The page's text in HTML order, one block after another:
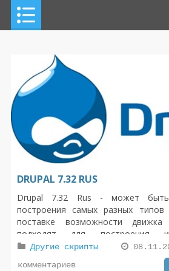
DRUPAL 7.32 RUS
Drupal 7.32 Rus - может быть
построения самых разных
поставке возможности
подходят для построения
новостных и форумных
коллективных блогов и подобных
Другие скрипты
комментариев